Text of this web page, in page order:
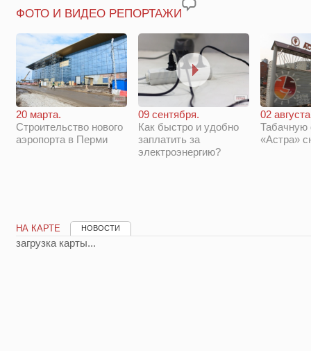
ФОТО И ВИДЕО РЕПОРТАЖИ
20 марта.
Строительство нового
аэропорта в Перми
09 сентября.
Как быстро и удобно
заплатить за
электроэнергию?
02
Табачную
«Астра»
НА КАРТЕ НОВОСТИ
загрузка карты...